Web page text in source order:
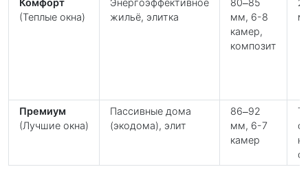
Комфорт
(Теплые окна)
Энергоэффективное
жильё, элитка
80–85
мм, 6-8
камер,
композит
2
Премиум
(Лучшие окна)
Пасcивные дома
(экодома), элит
86–92
мм, 6-7
камер